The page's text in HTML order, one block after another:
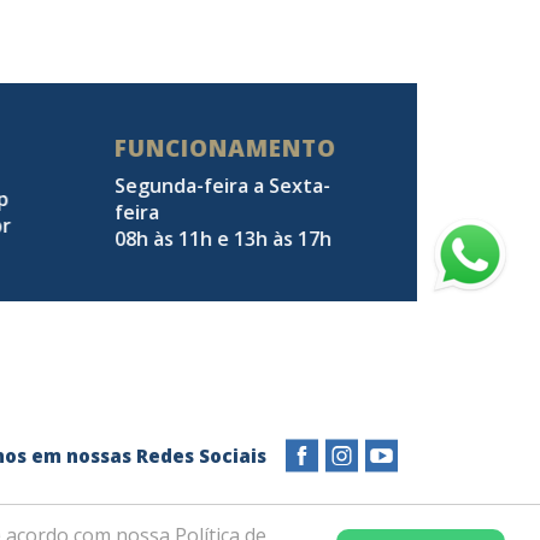
FUNCIONAMENTO
Segunda-feira a Sexta-
feira
08h às 11h e 13h às 17h
nos em nossas Redes Sociais